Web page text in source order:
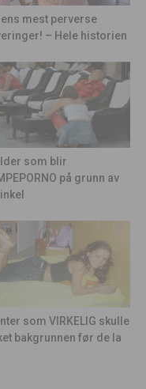
mest perverse
– Hele historien
som blir
på grunn av
som VIRKELIG skulle
bakgrunnen før de la